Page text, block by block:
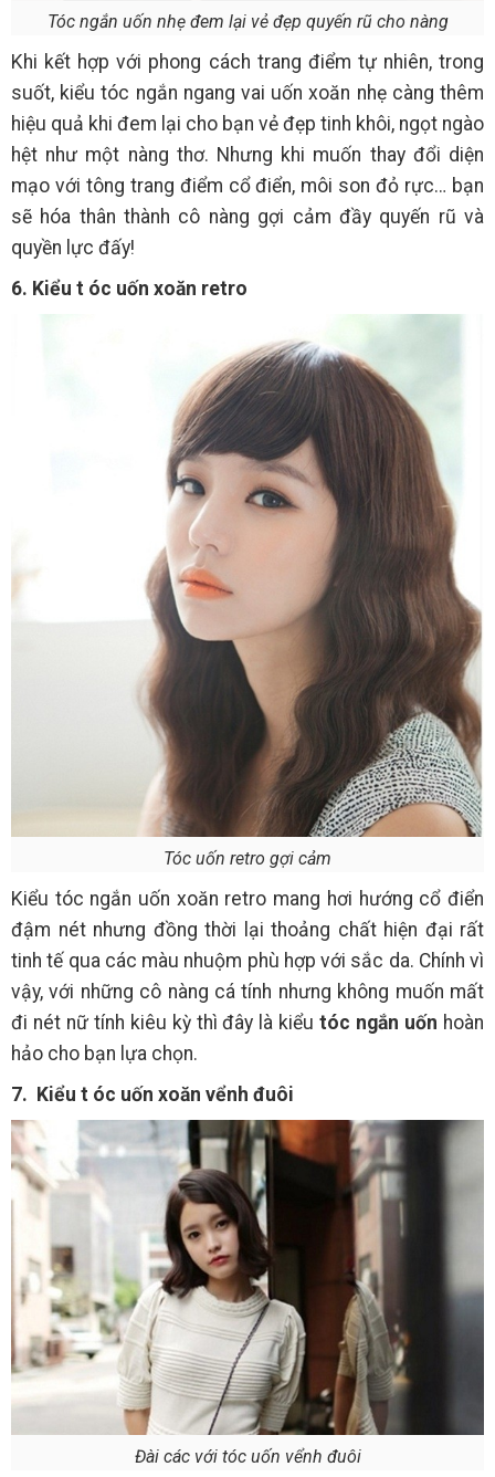
Tóc ngắn uốn nhẹ đem lại vẻ đẹp quyến rũ cho nàng
Khi kết hợp với phong cách trang điểm tự nhiên, trong
suốt, kiểu tóc ngắn ngang vai uốn xoăn nhẹ càng thêm
hiệu quả khi đem lại cho bạn vẻ đẹp tinh khôi, ngọt ngào
hệt như một nàng thơ. Nhưng khi muốn thay đổi diện
mạo với tông trang điểm cổ điển, môi son đỏ rực… bạn
sẽ hóa thân thành cô nàng gợi cảm đầy quyến rũ và
quyền lực đấy!
6. Kiểu t óc uốn xoăn retro
Tóc uốn retro gợi cảm
Kiểu tóc ngắn uốn xoăn retro mang hơi hướng cổ điển
đậm nét nhưng đồng thời lại thoảng chất hiện đại rất
tinh tế qua các màu nhuộm phù hợp với sắc da. Chính vì
vậy, với những cô nàng cá tính nhưng không muốn mất
đi nét nữ tính kiêu kỳ thì đây là kiểutóc ngắn uốn hoàn
hảo cho bạn lựa chọn.
7. Kiểu t óc uốn xoăn vểnh đuôi
Đài các với tóc uốn vểnh đuôi